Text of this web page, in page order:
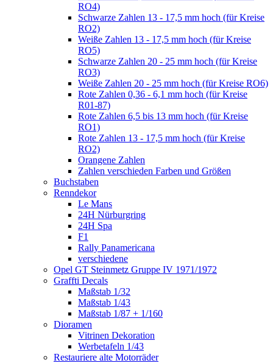
RO4)
Schwarze Zahlen 13 - 17,5 mm hoch (für Kreise
RO2)
Weiße Zahlen 13 - 17,5 mm hoch (für Kreise
RO5)
Schwarze Zahlen 20 - 25 mm hoch (für Kreise
RO3)
Weiße Zahlen 20 - 25 mm hoch (für Kreise RO6)
Rote Zahlen 0,36 - 6,1 mm hoch (für Kreise
R01-87)
Rote Zahlen 6,5 bis 13 mm hoch (für Kreise
RO1)
Rote Zahlen 13 - 17,5 mm hoch (für Kreise
RO2)
Orangene Zahlen
Zahlen verschieden Farben und Größen
Buchstaben
Renndekor
Le Mans
24H Nürburgring
24H Spa
F1
Rally Panamericana
verschiedene
Opel GT Steinmetz Gruppe IV 1971/1972
Graffti Decals
Maßstab 1/32
Maßstab 1/43
Maßstab 1/87 + 1/160
Dioramen
Vitrinen Dekoration
Werbetafeln 1/43
Restauriere alte Motorräder